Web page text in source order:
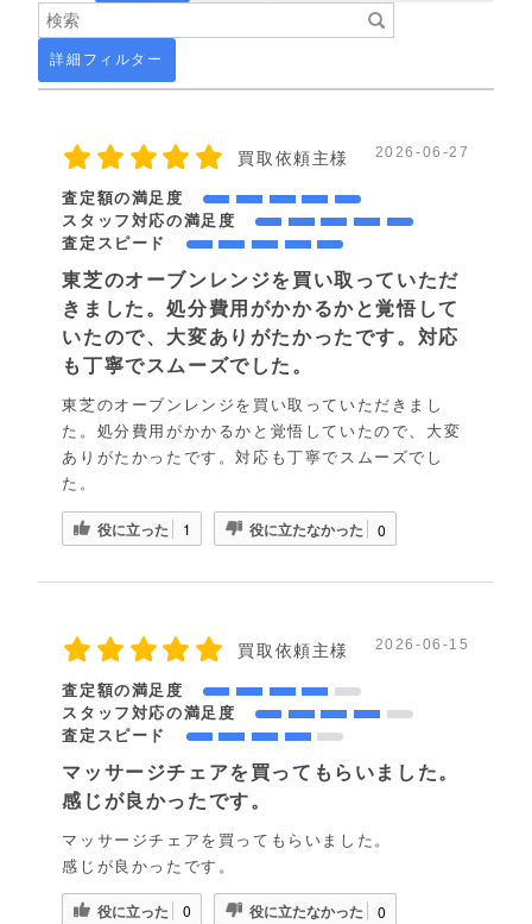
詳細フィルター
買取依頼主様 2026-06-27
査定額の満足度
スタッフ対応の満足度
査定スピード
東芝のオーブンレンジを買い取っていただ
きました。処分費用がかかるかと覚悟して
いたので、大変ありがたかったです。対応
も丁寧でスムーズでした。
東芝のオーブンレンジを買い取っていただきまし
た。処分費用がかかるかと覚悟していたので、大変
ありがたかったです。対応も丁寧でスムーズでし
た。
役に立った 1 役に立たなかった 0
買取依頼主様 2026-06-15
査定額の満足度
スタッフ対応の満足度
査定スピード
マッサージチェアを買ってもらいました。
感じが良かったです。
マッサージチェアを買ってもらいました。
感じが良かったです。
役に立った 0 役に立たなかった 0